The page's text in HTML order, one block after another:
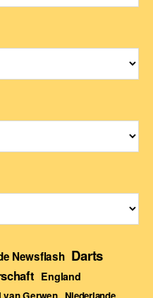
Newsflash Darts
England